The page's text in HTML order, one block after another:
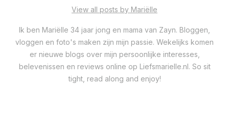
View all posts by Mariëlle
Ik ben Mariëlle 34 jaar jong en mama van Zayn. Bloggen,
vloggen en foto's maken zijn mijn passie. Wekelijks komen
er nieuwe blogs over mijn persoonlijke interesses,
belevenissen en reviews online op Liefsmarielle.nl. So sit
tight, read along and enjoy!